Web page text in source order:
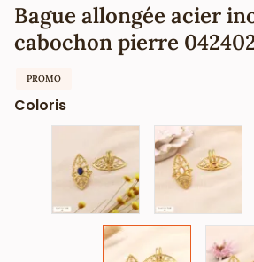
Bague allongée acier
cabochon pierre
PROMO
Coloris